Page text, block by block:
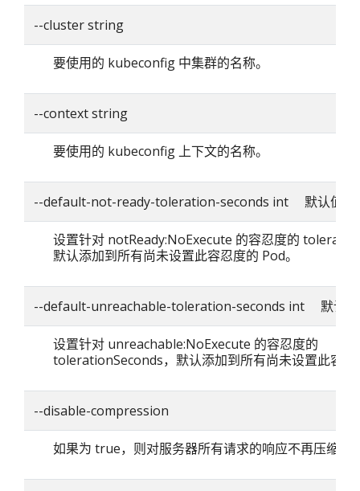
--cluster string
要使用的 kubeconfig 中集群的名称。
--context string
要使用的 kubeconfig 上下文的名称。
--default-not-ready-toleration-seconds int 默认值：
设置针对 notReady:NoExecute 的容忍度的
默认添加到所有尚未设置此容忍度的 Pod。
--default-unreachable-toleration-seconds int 默认值
设置针对 unreachable:NoExecute 的容忍度的
tolerationSeconds，默认添加到所有尚未设置此容忍
--disable-compression
如果为 true，则对服务器所有请求的响应不再压缩。